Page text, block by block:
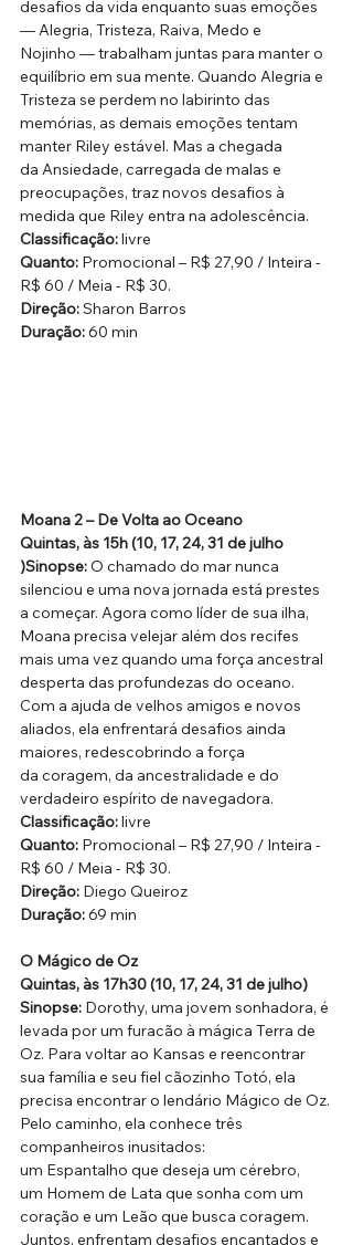
desafios da vida enquanto suas emoções
— Alegria, Tristeza, Raiva, Medo e
Nojinho — trabalham juntas para manter o
equilíbrio em sua mente. Quando Alegria e
Tristeza se perdem no labirinto das
memórias, as demais emoções tentam
manter Riley estável. Mas a chegada
da Ansiedade, carregada de malas e
preocupações, traz novos desafios à
medida que Riley entra na adolescência.
Classificação: livre
Quanto: Promocional – R$ 27,90 / Inteira -
R$ 60 / Meia - R$ 30.
Direção: Sharon Barros
Duração: 60 min
Moana 2 – De Volta ao Oceano
Quintas, às 15h (10, 17, 24, 31 de julho
)Sinopse: O chamado do mar nunca
silenciou e uma nova jornada está prestes
a começar. Agora como líder de sua ilha,
Moana precisa velejar além dos recifes
mais uma vez quando uma força ancestral
desperta das profundezas do oceano.
Com a ajuda de velhos amigos e novos
aliados, ela enfrentará desafios ainda
maiores, redescobrindo a força
da coragem, da ancestralidade e do
verdadeiro espírito de navegadora.
Classificação: livre
Quanto: Promocional – R$ 27,90 / Inteira -
R$ 60 / Meia - R$ 30.
Direção: Diego Queiroz
Duração: 69 min
O Mágico de Oz
Quintas, às 17h30 (10, 17, 24, 31 de julho)
Sinopse: Dorothy, uma jovem sonhadora, é
levada por um furacão à mágica Terra de
Oz. Para voltar ao Kansas e reencontrar
sua família e seu fiel cãozinho Totó, ela
precisa encontrar o lendário Mágico de Oz.
Pelo caminho, ela conhece três
companheiros inusitados:
um Espantalho que deseja um cérebro,
um Homem de Lata que sonha com um
coração e um Leão que busca coragem.
Juntos, enfrentam desafios encantados e